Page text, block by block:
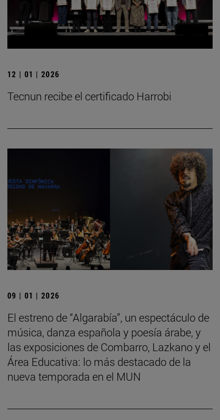
12 | 01 | 2026
Tecnun recibe el certificado Harrobi
09 | 01 | 2026
El estreno de “Algarabía”, un espectáculo de
música, danza española y poesía árabe, y
las exposiciones de Combarro, Lazkano y el
Área Educativa: lo más destacado de la
nueva temporada en el MUN